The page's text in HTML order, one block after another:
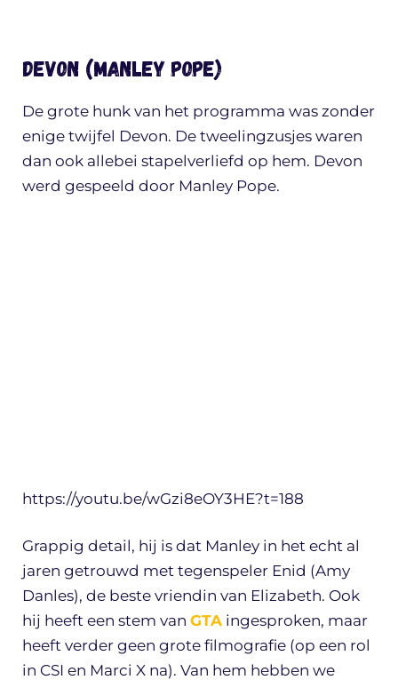
Devon (Manley Pope)
De grote hunk van het programma was zonder
enige twijfel Devon. De tweelingzusjes waren
dan ook allebei stapelverliefd op hem. Devon
werd gespeeld door Manley Pope.
https://youtu.be/wGzi8eOY3HE?t=188
Grappig detail, hij is dat Manley in het echt al
jaren getrouwd met tegenspeler Enid (Amy
Danles), de beste vriendin van Elizabeth. Ook
hij heeft een stem van GTA ingesproken, maar
heeft verder geen grote filmografie (op een rol
in CSI en Marci X na). Van hem hebben we